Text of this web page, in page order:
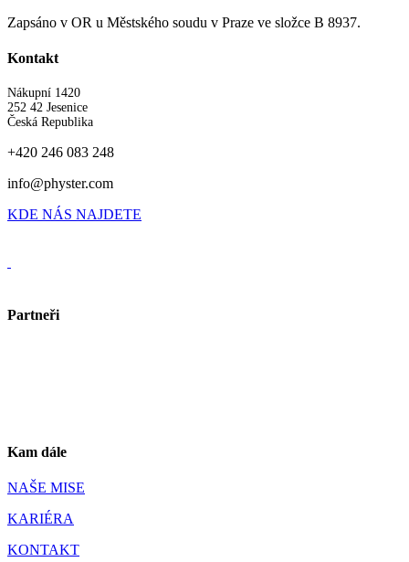
Zapsáno v OR u Městského soudu v Praze ve složce B 8937.
Kontakt
Nákupní 1420
252 42 Jesenice
Česká Republika
+420 246 083 248
info@physter.com
KDE NÁS NAJDETE
Partneři
Kam dále
NAŠE MISE
KARIÉRA
KONTAKT